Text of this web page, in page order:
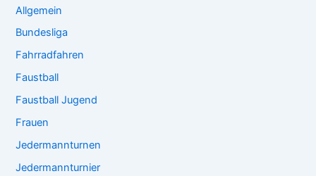
Allgemein
Bundesliga
Fahrradfahren
Faustball
Faustball Jugend
Frauen
Jedermannturnen
Jedermannturnier